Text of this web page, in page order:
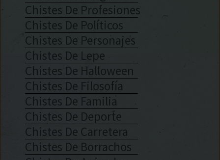
Chistes De Profesiones
Chistes De Políticos
Chistes De Personajes
Chistes De Lepe
Chistes De Halloween
Chistes De Filosofía
Chistes De Familia
Chistes De Deporte
Chistes De Carretera
Chistes De Borrachos